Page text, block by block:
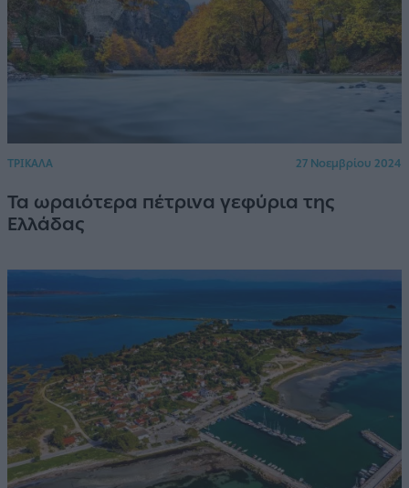
ΤΡΙΚΑΛΑ 27 Νοεμβρίου 2024
Τα ωραιότερα πέτρινα γεφύρια της
Ελλάδας